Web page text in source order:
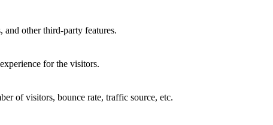
other third-party features.
for the visitors.
of visitors, bounce rate, traffic source, etc.